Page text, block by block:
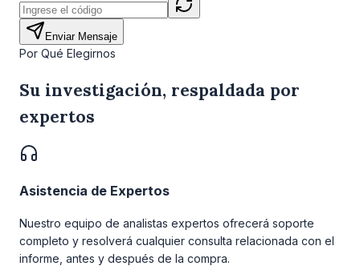
Enviar Mensaje
Por Qué Elegirnos
Su investigación, respaldada por
expertos
Asistencia de Expertos
Nuestro equipo de analistas expertos ofrecerá soporte
completo y resolverá cualquier consulta relacionada con el
informe, antes y después de la compra.